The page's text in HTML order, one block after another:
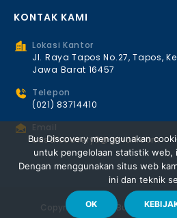
KONTAK KAMI
Lokasi Kantor
Jl. Raya Tapos No.27, Tapos,
Jawa Barat 16457
Telepon
(021) 83714410
Email
busdiscovery8@gmail.com
Copyright © 2026 Bus Discovery
Bus Discovery menggunakan
untuk pengelolaan statistik web,
Dengan menggunakan situs web
ini dan teknik
OK